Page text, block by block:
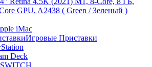
iMac
Игровые Приставки
Deck